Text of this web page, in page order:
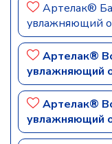
Артелак®
увлажняющий
Артелак®
увлажняющий
Артелак®
увлажняющий